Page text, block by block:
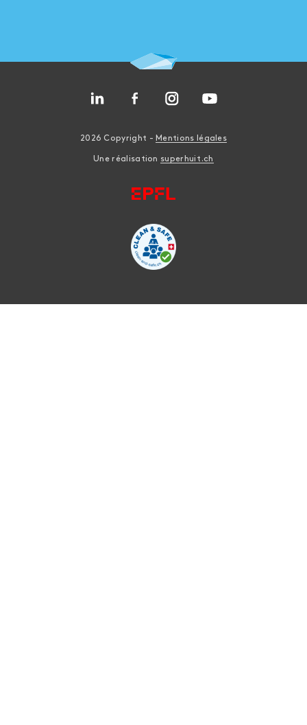
2026 Copyright - Mentions légales
Une réalisation superhuit.ch